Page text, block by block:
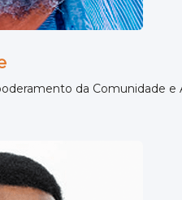
da Comunidade e